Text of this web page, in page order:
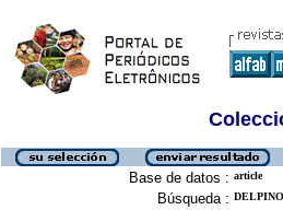
Base de datos : article
Búsqueda :